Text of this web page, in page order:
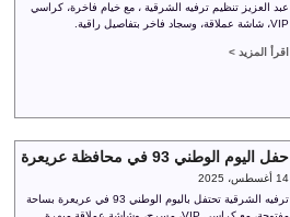
عبد العزيز تنظيم ترفيه الشرقية ، مع خيام فاخرة، كراسي
VIP، شاشة عملاقة، وسجاد فاخر بتفاصيل راقية.
اقرأ المزيد >
حفل اليوم الوطني 93 في محافظة عريعرة
14 أغسطس، 2025
ترفيه الشرقية تحتفل باليوم الوطني 93 في عريعرة بساحة